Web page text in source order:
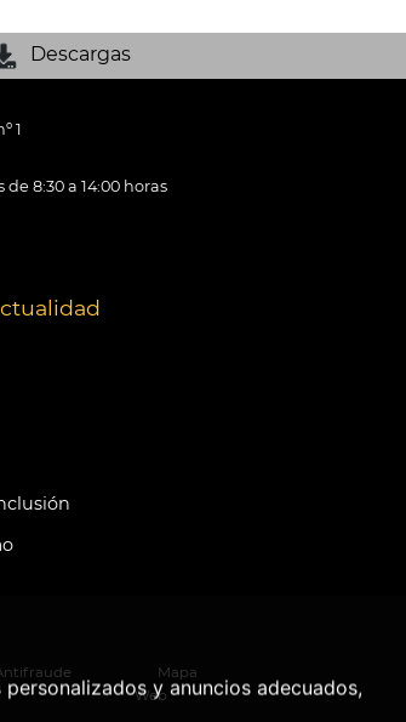
y anuncios adecuados,
Descargas
1
8:30 a 14:00 horas
Mapa
Web